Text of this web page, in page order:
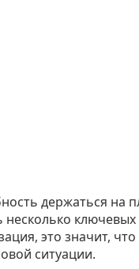
держаться на
это значит,
ситуации.